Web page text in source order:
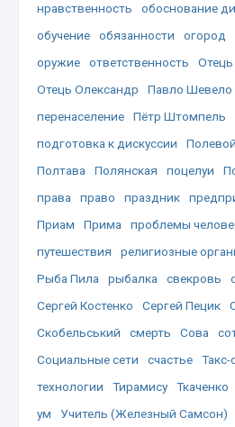
нравственность
обоснование
обучение
обязанности огород
оружие
ответственность
Отець
Отець Олександр
Павло Шевело
перенаселение
Пётр Штомпель
подготовка к дискуссии
Полтава
Полянская поцелуи
права
право праздник
Приам
Прима проблемы
путешествия
религиозные
Рыба Пила
рыбалка свекровь
Сергей Костенко
Сергей Пецик
Скобельський
смерть Сова
Социальные сети
счастье Такс-
технологии
Тирамису Ткаченко
ум
Учитель (Железный Самсон)